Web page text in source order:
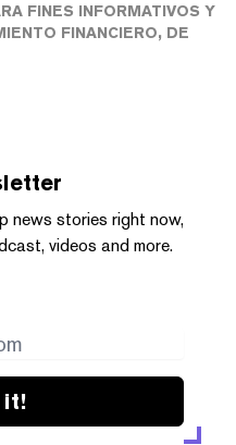
FINES INFORMATIVOS Y
FINANCIERO, DE
news stories right now,
videos and more.
it!